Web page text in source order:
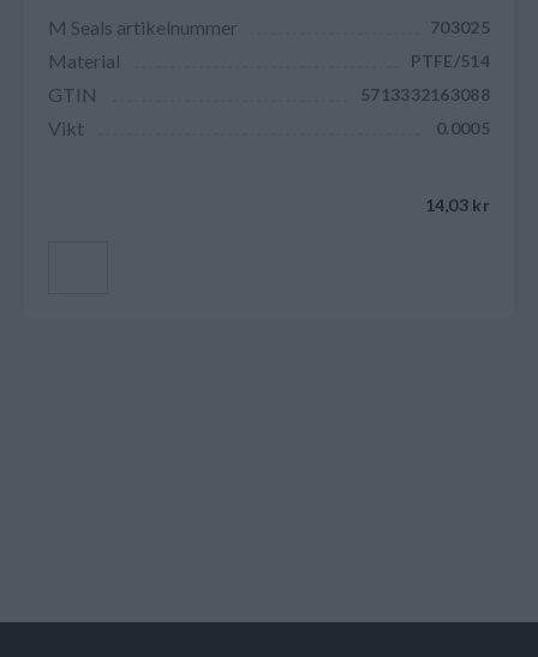
M Seals artikelnummer 703025
Material PTFE/514
GTIN 5713332163088
Vikt 0.0005
14,03 kr